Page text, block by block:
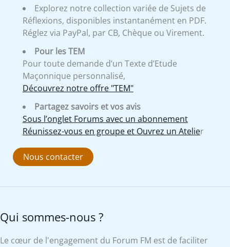
Explorez notre collection variée de Sujets de
Réflexions, disponibles instantanément en PDF.
Réglez via PayPal, par CB, Chèque ou Virement.
Pour les TEM
Pour toute demande d’un Texte d’Etude
Maçonnique personnalisé,
Découvrez notre offre "TEM"
Partagez savoirs et vos avis
Sous l’onglet Forums avec un abonnement
Réunissez-vous en groupe et Ouvrez un Atelier
Nous contacter
Qui sommes-nous ?
Le cœur de l'engagement du Forum FM est de faciliter